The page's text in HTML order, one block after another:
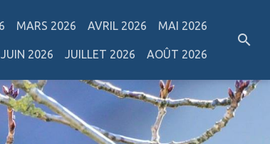
MARS 2026 AVRIL 2026 MAI 2026
JUIN 2026 JUILLET 2026 AOÛT 2026